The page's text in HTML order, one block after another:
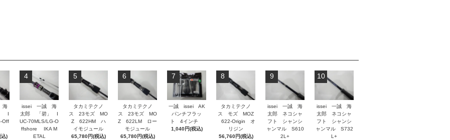
海
I
Off
)
4
issei 一誠 海
太郎 「碧」 I
UC-70MLS/LG-O
ffshore IKA M
ETAL
5
タカミテクノ
ス 23モズ MO
Z 622HM ハ
イモジュール
65,780円(税込)
6
タカミテクノ
ス 23モズ MO
Z 622LM ロー
モジュール
65,780円(税込)
7
一誠 issei AK
パンチフラッ
ト 4インチ
1,040円(税込)
8
タカミテクノ
ス モズ MOZ
622-Origin オ
リジン
56,760円(税込)
9
issei 一誠 海
太郎 ネコシャ
フト シャンシ
ャンマル S610
2L+
10
issei 一誠 海
太郎 ネコシャ
フト シャンシ
ャンマル S732
L+